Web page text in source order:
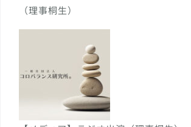
（理事桐生）